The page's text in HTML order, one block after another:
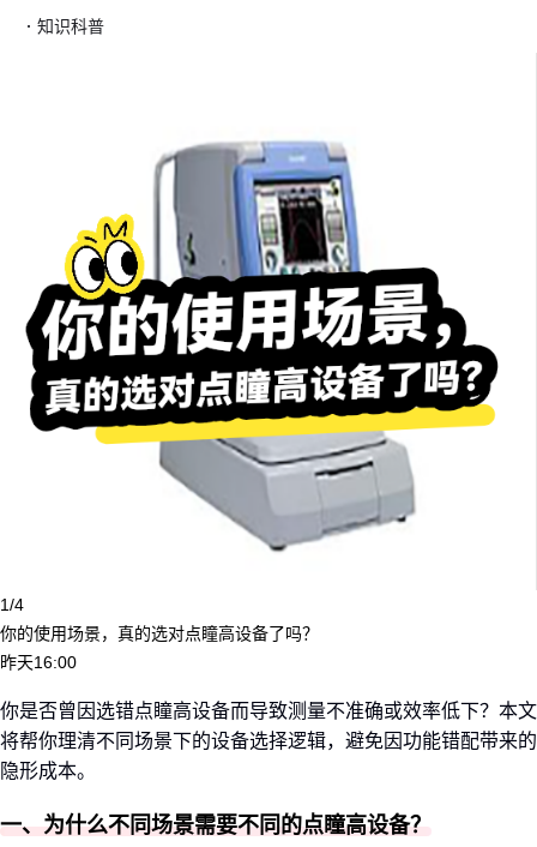
· 知识科普
1/4
你的使用场景，真的选对点瞳高设备了吗？
昨天16:00
你是否曾因选错点瞳高设备而导致测量不准确或效率低下？本文
将帮你理清不同场景下的设备选择逻辑，避免因功能错配带来的
隐形成本。
一、为什么不同场景需要不同的点瞳高设备？